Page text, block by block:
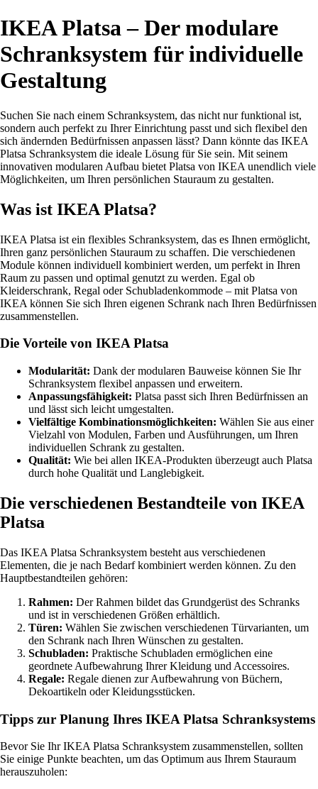
IKEA Platsa – Der modulare
Schranksystem für individuelle
Gestaltung
Suchen Sie nach einem Schranksystem, das nicht nur funktional ist,
sondern auch perfekt zu Ihrer Einrichtung passt und sich flexibel den
sich ändernden Bedürfnissen anpassen lässt? Dann könnte das IKEA
Platsa Schranksystem die ideale Lösung für Sie sein. Mit seinem
innovativen modularen Aufbau bietet Platsa von IKEA unendlich viele
Möglichkeiten, um Ihren persönlichen Stauraum zu gestalten.
Was ist IKEA Platsa?
IKEA Platsa ist ein flexibles Schranksystem, das es Ihnen ermöglicht,
Ihren ganz persönlichen Stauraum zu schaffen. Die verschiedenen
Module können individuell kombiniert werden, um perfekt in Ihren
Raum zu passen und optimal genutzt zu werden. Egal ob
Kleiderschrank, Regal oder Schubladenkommode – mit Platsa von
IKEA können Sie sich Ihren eigenen Schrank nach Ihren Bedürfnissen
zusammenstellen.
Die Vorteile von IKEA Platsa
Modularität: Dank der modularen Bauweise können Sie Ihr
Schranksystem flexibel anpassen und erweitern.
Anpassungsfähigkeit: Platsa passt sich Ihren Bedürfnissen an
und lässt sich leicht umgestalten.
Vielfältige Kombinationsmöglichkeiten: Wählen Sie aus einer
Vielzahl von Modulen, Farben und Ausführungen, um Ihren
individuellen Schrank zu gestalten.
Qualität: Wie bei allen IKEA-Produkten überzeugt auch Platsa
durch hohe Qualität und Langlebigkeit.
Die verschiedenen Bestandteile von IKEA
Platsa
Das IKEA Platsa Schranksystem besteht aus verschiedenen
Elementen, die je nach Bedarf kombiniert werden können. Zu den
Hauptbestandteilen gehören:
Rahmen: Der Rahmen bildet das Grundgerüst des Schranks
und ist in verschiedenen Größen erhältlich.
Türen: Wählen Sie zwischen verschiedenen Türvarianten, um
den Schrank nach Ihren Wünschen zu gestalten.
Schubladen: Praktische Schubladen ermöglichen eine
geordnete Aufbewahrung Ihrer Kleidung und Accessoires.
Regale: Regale dienen zur Aufbewahrung von Büchern,
Dekoartikeln oder Kleidungsstücken.
Tipps zur Planung Ihres IKEA Platsa Schranksystems
Bevor Sie Ihr IKEA Platsa Schranksystem zusammenstellen, sollten
Sie einige Punkte beachten, um das Optimum aus Ihrem Stauraum
herauszuholen: